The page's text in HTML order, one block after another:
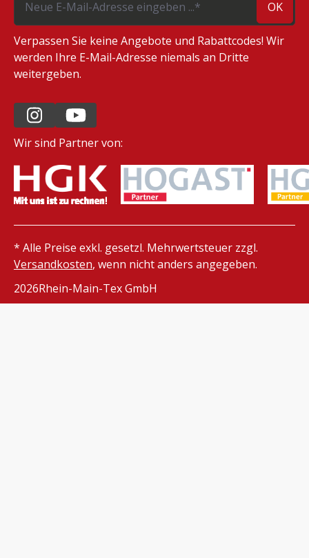
OK
Verpassen Sie keine Angebote und Rabattcodes! Wir
werden Ihre E-Mail-Adresse niemals an Dritte
weitergeben.
Wir sind Partner von:
* Alle Preise exkl. gesetzl. Mehrwertsteuer zzgl.
Versandkosten, wenn nicht anders angegeben.
2026Rhein-Main-Tex GmbH